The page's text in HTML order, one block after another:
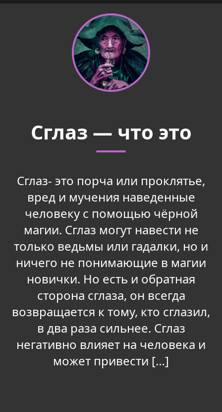
Сглаз — что это
Сглаз- это порча или проклятье,
вред и мучения наведенные
человеку с помощью чёрной
магии. Сглаз могут навести не
только ведьмы или гадалки, но и
ничего не понимающие в магии
новички. Но есть и обратная
сторона сглаза, он всегда
возвращается к тому, кто сглазил,
в два раза сильнее. Сглаз
негативно влияет на человека и
может привести […]